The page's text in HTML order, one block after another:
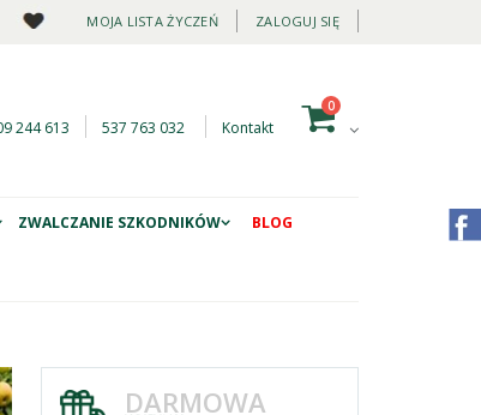
MOJA LISTA ŻYCZEŃ ZALOGUJ SIĘ
244 613 537 763 032 Kontakt
0
ZWALCZANIE SZKODNIKÓW BLOG
DARMOWA